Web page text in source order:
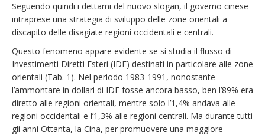
Seguendo quindi i dettami del nuovo slogan, il governo cinese
intraprese una strategia di sviluppo delle zone orientali a
discapito delle disagiate regioni occidentali e centrali.
Questo fenomeno appare evidente se si studia il flusso di
Investimenti Diretti Esteri (IDE) destinati in particolare alle zone
orientali (Tab. 1). Nel periodo 1983-1991, nonostante
l’ammontare in dollari di IDE fosse ancora basso, ben l’89% era
diretto alle regioni orientali, mentre solo l’1,4% andava alle
regioni occidentali e l’1,3% alle regioni centrali. Ma durante tutti
gli anni Ottanta, la Cina, per promuovere una maggiore